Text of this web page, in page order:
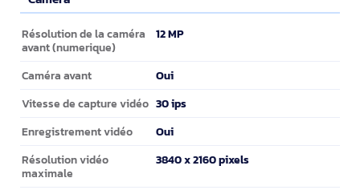
Caméra
Résolution de la caméra
avant (numerique)
12 MP
Caméra avant Oui
Vitesse de capture vidéo 30 ips
Enregistrement vidéo Oui
Résolution vidéo
maximale
3840 x 2160 pixels